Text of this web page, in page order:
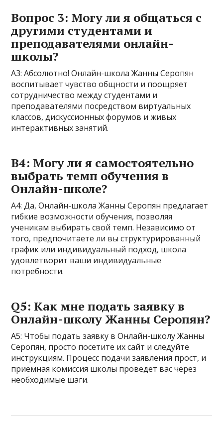
Вопрос 3: Могу ли я общаться с
другими студентами и
преподавателями онлайн-
школы?
А3: Абсолютно! Онлайн-школа Жанны Серопян
воспитывает чувство общности и поощряет
сотрудничество между студентами и
преподавателями посредством виртуальных
классов, дискуссионных форумов и живых
интерактивных занятий.
В4: Могу ли я самостоятельно
выбрать темп обучения в
Онлайн-школе?
А4: Да, Онлайн-школа Жанны Серопян предлагает
гибкие возможности обучения, позволяя
ученикам выбирать свой темп. Независимо от
того, предпочитаете ли вы структурированный
график или индивидуальный подход, школа
удовлетворит ваши индивидуальные
потребности.
Q5: Как мне подать заявку в
Онлайн-школу Жанны Серопян?
A5: Чтобы подать заявку в Онлайн-школу Жанны
Серопян, просто посетите их сайт и следуйте
инструкциям. Процесс подачи заявления прост, и
приемная комиссия школы проведет вас через
необходимые шаги.